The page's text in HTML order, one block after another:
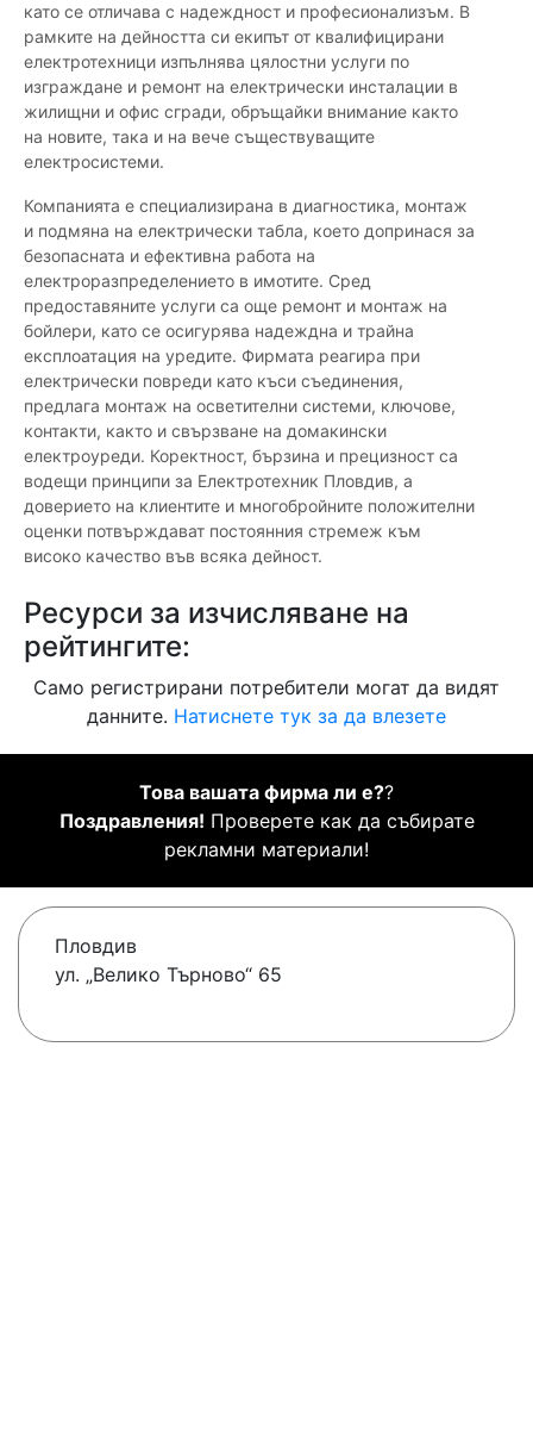
като се отличава с надеждност и професионализъм. В
рамките на дейността си екипът от квалифицирани
електротехници изпълнява цялостни услуги по
изграждане и ремонт на електрически инсталации в
жилищни и офис сгради, обръщайки внимание както
на новите, така и на вече съществуващите
електросистеми.
Компанията е специализирана в диагностика, монтаж
и подмяна на електрически табла, което допринася за
безопасната и ефективна работа на
електроразпределението в имотите. Сред
предоставяните услуги са още ремонт и монтаж на
бойлери, като се осигурява надеждна и трайна
експлоатация на уредите. Фирмата реагира при
електрически повреди като къси съединения,
предлага монтаж на осветителни системи, ключове,
контакти, както и свързване на домакински
електроуреди. Коректност, бързина и прецизност са
водещи принципи за Електротехник Пловдив, а
доверието на клиентите и многобройните положителни
оценки потвърждават постоянния стремеж към
високо качество във всяка дейност.
Ресурси за изчисляване на
рейтингите:
Само регистрирани потребители могат да видят
данните. Натиснете тук за да влезете
Това вашата фирма ли е??
Поздравления! Проверете как да събирате
рекламни материали!
Пловдив
ул. „Велико Търново“ 65